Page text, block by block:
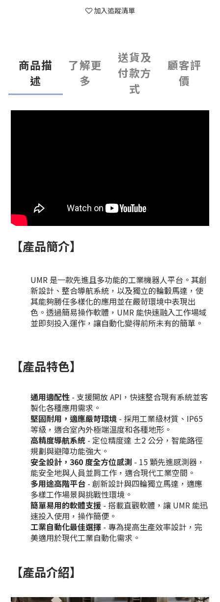
加入追蹤清單
商品描
述
了解更
多
送貨及
付款方
式
顧客評
價
【產品簡介】
UMR 是一款先進且多功能的工業機器人平台。其創
新設計、整合導航系統，以及獨立的輪轂馬達，使
其能夠勝任多樣化的應用並在嚴苛環境中表現出
色。透過簡易操作軟體，UMR 能快速融入工作場域
並即刻投入運作，讓自動化變得前所未有的簡單。
【產品特色】
通用適配性 - 支援開放 API，快速整合現有系統並客
製化各種應用需求。
堅固耐用，適應嚴苛環境 - 採用工業級材質、IP65
等級，適合室內外極端溫度和各種地形。
高精度導航系統 - 定位精度達 ±2 公分，智能路徑
規劃與避障功能強大。
安全設計，360 度全方位感測 - 15 顆先進感測器，
能安全地與人員並肩工作，適合現代工業空間。
多用途高階平台 - 創新設計與四輪獨立馬達，適應
多樣工作場景與挑戰性環境。
簡單易用的軟體支援 - 搭載直觀軟體，讓 UMR 能迅
速投入使用，操作簡便。
工業自動化最佳選擇 - 專為提高生產效率設計，完
美適用於現代工業自動化需求。
【產品介紹】